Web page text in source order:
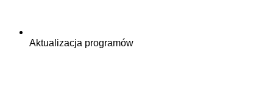
Aktualizacja programów